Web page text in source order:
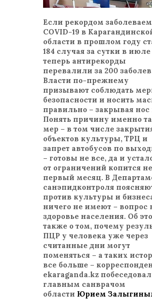
Если рекордом
COVID-19 в
области в прошлом году
184 случая за сутки в июле
теперь антирекорды
перевалили за 200
Власти по-прежнему
призывают соблюдать
безопасности и носить
правильно – закрывая нос
Понять причину именно
мер – в том числе
объектов культуры, ТРЦ и
запрет автобусов по
– готовы не все, да и
от ограничений копится не
первый месяц. В
санэпидконтроля
против культуры и
ничего не имеют – вопрос
здоровье населения. Об
также о том, почему
ПЦР у человека уже через
считанные дни могут
поменяться – а таких
все больше –
ekaraganda.kz побеседовал
главным санврачом
области Юрием